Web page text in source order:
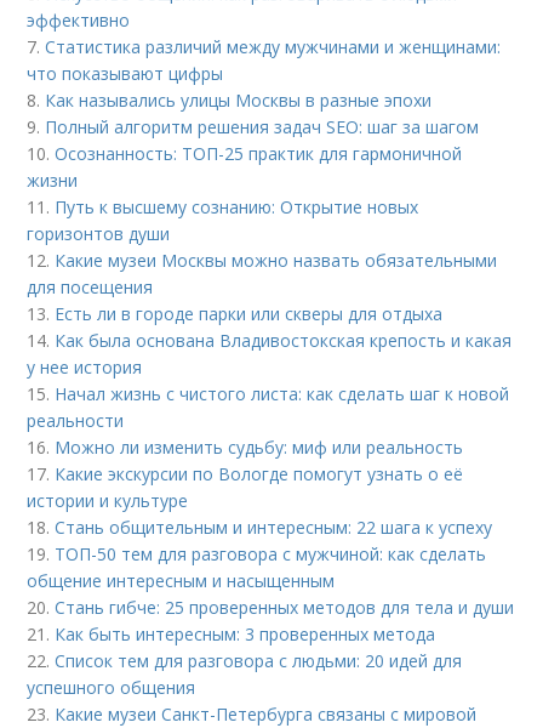
эффективно
7.Статистика различий между мужчинами и женщинами:
что показывают цифры
8. Как назывались улицы Москвы в разные эпохи
9. Полный алгоритм решения задач SEO: шаг за шагом
10.Осознанность: ТОП-25 практик для гармоничной
жизни
11. Путь к высшему сознанию: Открытие новых
горизонтов души
12. Какие музеи Москвы можно назвать обязательными
для посещения
13. Есть ли в городе парки или скверы для отдыха
14. Как была основана Владивостокская крепость и какая
у нее история
15. Начал жизнь с чистого листа: как сделать шаг к новой
реальности
16. Можно ли изменить судьбу: миф или реальность
17. Какие экскурсии по Вологде помогут узнать о её
истории и культуре
18.Стань общительным и интересным: 22 шага к успеху
19. ТОП-50 тем для разговора с мужчиной: как сделать
общение интересным и насыщенным
20.Стань гибче: 25 проверенных методов для тела и души
21. Как быть интересным: 3 проверенных метода
22.Список тем для разговора с людьми: 20 идей для
успешного общения
23. Какие музеи Санкт-Петербурга связаны с мировой